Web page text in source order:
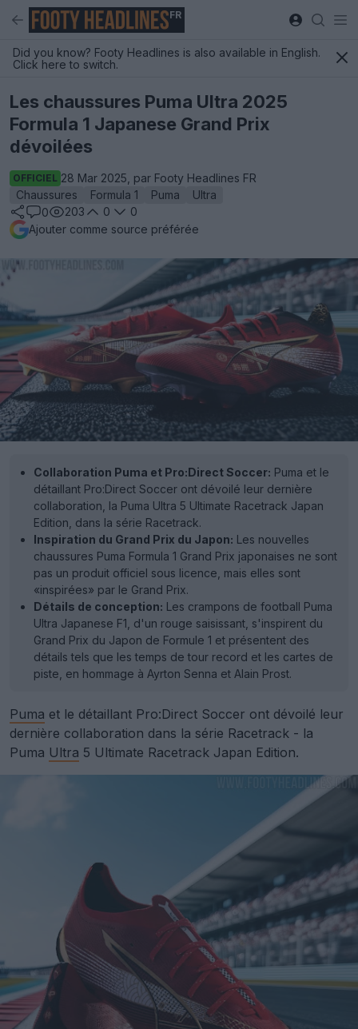
FR
Did you know? Footy Headlines is also available in English.
Click here to switch.
Les chaussures Puma Ultra 2025
Formula 1 Japanese Grand Prix
dévoilées
OFFICIEL 28 Mar 2025, par Footy Headlines FR
Chaussures
Formula 1 Puma
Ultra
0
203 0
0
Ajouter comme source préférée
Collaboration Puma et Pro:Direct Soccer: Puma et le
détaillant Pro:Direct Soccer ont dévoilé leur dernière
collaboration, la Puma Ultra 5 Ultimate Racetrack Japan
Edition, dans la série Racetrack.
Inspiration du Grand Prix du Japon: Les nouvelles
chaussures Puma Formula 1 Grand Prix japonaises ne sont
pas un produit officiel sous licence, mais elles sont
«inspirées» par le Grand Prix.
Détails de conception: Les crampons de football Puma
Ultra Japanese F1, d'un rouge saisissant, s'inspirent du
Grand Prix du Japon de Formule 1 et présentent des
détails tels que les temps de tour record et les cartes de
piste, en hommage à Ayrton Senna et Alain Prost.
Puma et le détaillant Pro:Direct Soccer ont dévoilé leur
dernière collaboration dans la série Racetrack - la
Puma Ultra 5 Ultimate Racetrack Japan Edition.